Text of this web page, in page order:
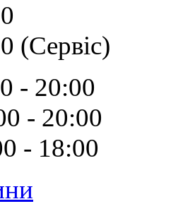
(Сервіс)
- 20:00
- 20:00
- 18:00